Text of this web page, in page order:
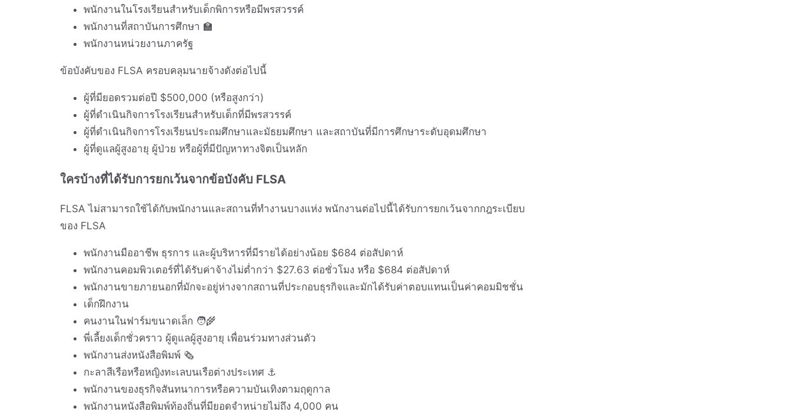
พนักงานในโรงเรียนสำหรับเด็กพิการหรือมีพรสวรรค์
พนักงานที่สถาบันการศึกษา 🏫
พนักงานหน่วยงานภาครัฐ
ข้อบังคับของ FLSA ครอบคลุมนายจ้างดังต่อไปนี้
ผู้ที่มียอดรวมต่อปี $500,000 (หรือสูงกว่า)
ผู้ที่ดำเนินกิจการโรงเรียนสำหรับเด็กที่มีพรสวรรค์
ผู้ที่ดำเนินกิจการโรงเรียนประถมศึกษาและมัธยมศึกษา และสถาบันที่มีการศึกษาระดับอุดมศึกษา
ผู้ที่ดูแลผู้สูงอายุ ผู้ป่วย หรือผู้ที่มีปัญหาทางจิตเป็นหลัก
ใครบ้างที่ได้รับการยกเว้นจากข้อบังคับ FLSA
FLSA ไม่สามารถใช้ได้กับพนักงานและสถานที่ทำงานบางแห่ง พนักงานต่อไปนี้ได้รับการยกเว้นจากกฎระเบียบ
ของ FLSA
พนักงานมืออาชีพ ธุรการ และผู้บริหารที่มีรายได้อย่างน้อย $684 ต่อสัปดาห์
พนักงานคอมพิวเตอร์ที่ได้รับค่าจ้างไม่ต่ำกว่า $27.63 ต่อชั่วโมง หรือ $684 ต่อสัปดาห์
พนักงานขายภายนอกที่มักจะอยู่ห่างจากสถานที่ประกอบธุรกิจและมักได้รับค่าตอบแทนเป็นค่าคอมมิชชั่น
เด็กฝึกงาน
คนงานในฟาร์มขนาดเล็ก 🧑‍🌾
พี่เลี้ยงเด็กชั่วคราว ผู้ดูแลผู้สูงอายุ เพื่อนร่วมทางส่วนตัว
พนักงานส่งหนังสือพิมพ์ 🗞️
กะลาสีเรือหรือหญิงทะเลบนเรือต่างประเทศ ⚓
พนักงานของธุรกิจสันทนาการหรือความบันเทิงตามฤดูกาล
พนักงานหนังสือพิมพ์ท้องถิ่นที่มียอดจำหน่ายไม่ถึง 4,000 คน